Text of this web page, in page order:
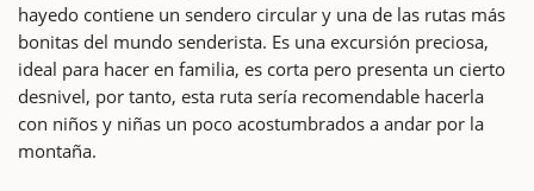
hayedo contiene un sendero circular y una de las rutas más
bonitas del mundo senderista. Es una excursión preciosa,
ideal para hacer en familia, es corta pero presenta un cierto
desnivel, por tanto, esta ruta sería recomendable hacerla
con niños y niñas un poco acostumbrados a andar por la
montaña.